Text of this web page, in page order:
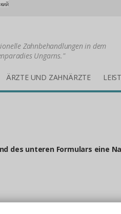
Zahnbehandlungen in dem
Ungarns."
ÄRZTE UND ZAHNÄRZTE
des unteren Formulars eine